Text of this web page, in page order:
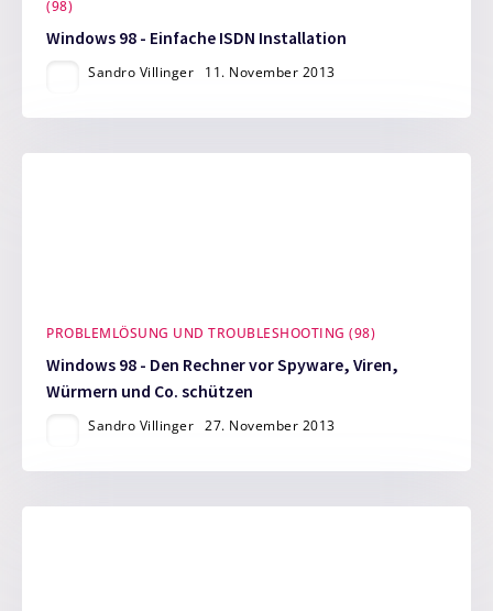
(98)
Windows 98 - Einfache ISDN Installation
Sandro Villinger 11. November 2013
PROBLEMLÖSUNG UND TROUBLESHOOTING (98)
Windows 98 - Den Rechner vor Spyware, Viren,
Würmern und Co. schützen
Sandro Villinger 27. November 2013